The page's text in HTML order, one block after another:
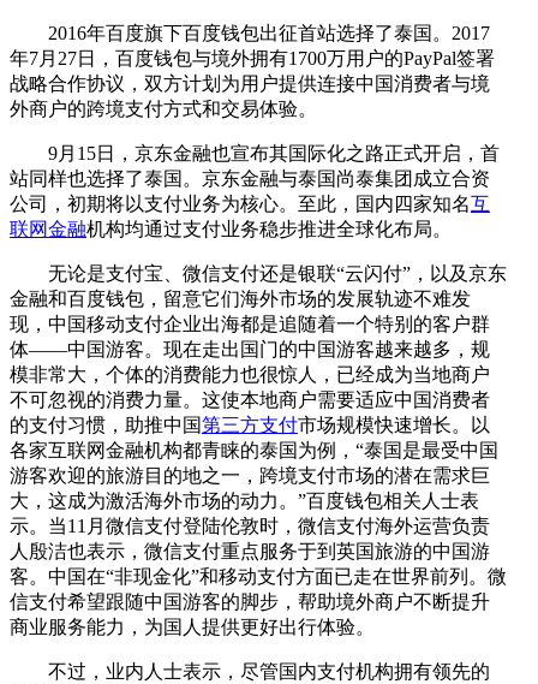
2016年百度旗下百度钱包出征首站选择了泰国。2017
年7月27日，百度钱包与境外拥有1700万用户的PayPal签署
战略合作协议，双方计划为用户提供连接中国消费者与境
外商户的跨境支付方式和交易体验。
9月15日，京东金融也宣布其国际化之路正式开启，首
站同样也选择了泰国。京东金融与泰国尚泰集团成立合资
公司，初期将以支付业务为核心。至此，国内四家知名互
联网金融机构均通过支付业务稳步推进全球化布局。
无论是支付宝、微信支付还是银联“云闪付”，以及京东
金融和百度钱包，留意它们海外市场的发展轨迹不难发
现，中国移动支付企业出海都是追随着一个特别的客户群
体——中国游客。现在走出国门的中国游客越来越多，规
模非常大，个体的消费能力也很惊人，已经成为当地商户
不可忽视的消费力量。这使本地商户需要适应中国消费者
的支付习惯，助推中国第三方支付市场规模快速增长。以
各家互联网金融机构都青睐的泰国为例，“泰国是最受中国
游客欢迎的旅游目的地之一，跨境支付市场的潜在需求巨
大，这成为激活海外市场的动力。”百度钱包相关人士表
示。当11月微信支付登陆伦敦时，微信支付海外运营负责
人殷洁也表示，微信支付重点服务于到英国旅游的中国游
客。中国在“非现金化”和移动支付方面已走在世界前列。微
信支付希望跟随中国游客的脚步，帮助境外商户不断提升
商业服务能力，为国人提供更好出行体验。
不过，业内人士表示，尽管国内支付机构拥有领先的